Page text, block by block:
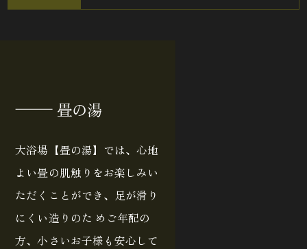
畳の湯
大浴場【畳の湯】では、心地
よい畳の肌触りをお楽しみい
ただくことができ、足が滑り
にくい造りのた めご年配の
方、小さいお子様も安心して